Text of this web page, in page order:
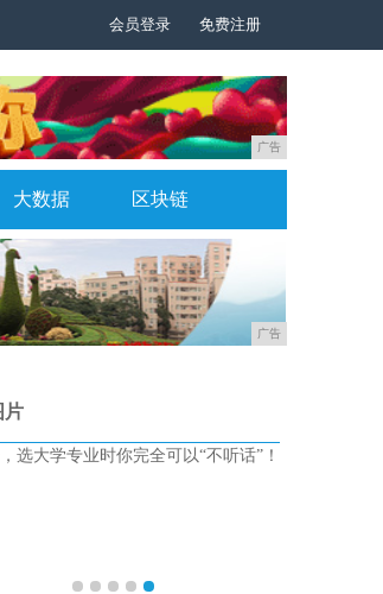
会员登录 免费注册
广告
大数据 区块链
广告
片